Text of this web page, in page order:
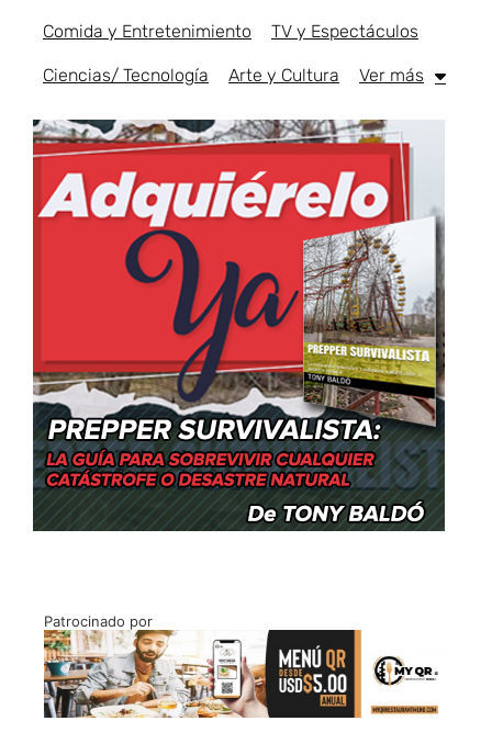
Comida y Entretenimiento TV y Espectáculos
Ciencias/ Tecnología Arte y Cultura Ver más
Patrocinado por